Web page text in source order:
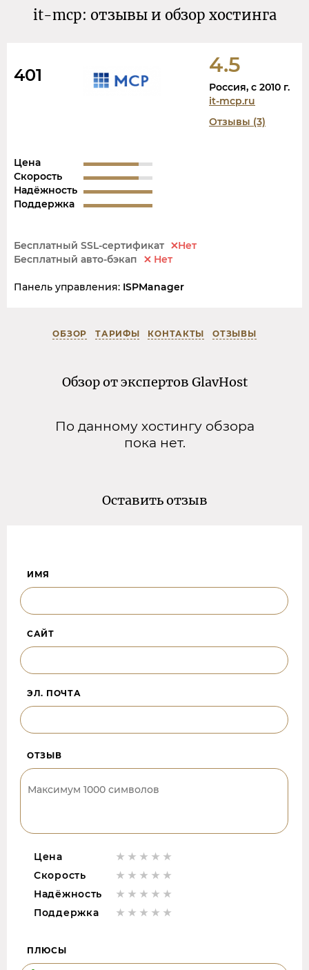
it-mcp: отзывы и обзор хостинга
401 4.5
Россия, c 2010 г.
it-mcp.ru
Отзывы (3)
Цена
Скорость
Надёжность
Поддержка
Бесплатный SSL-сертификат
Нет
Бесплатный авто-бэкап
Нет
Панель управления: ISPManager
ОБЗОР ТАРИФЫ КОНТАКТЫ ОТЗЫВЫ
Обзор от экспертов GlavHost
По данному хостингу обзора
пока нет.
Оставить отзыв
ИМЯ
САЙТ
ЭЛ. ПОЧТА
ОТЗЫВ
Цена
Скорость
Надёжность
Поддержка
ПЛЮСЫ